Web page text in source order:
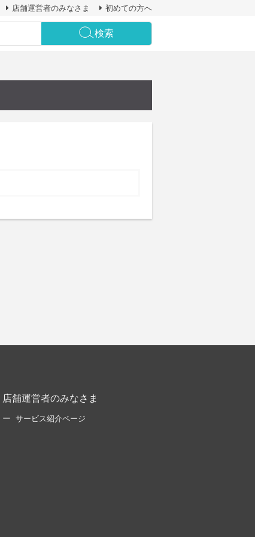
店舗運営者のみなさま 初めての方へ
検索
店舗運営者のみなさま
サービス紹介ページ